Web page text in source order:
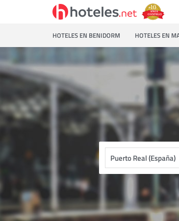
HOTELES EN BENIDORM HOTELES EN